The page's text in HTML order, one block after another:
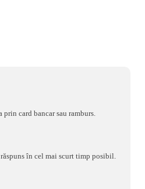
card bancar sau ramburs.
în cel mai scurt timp posibil.